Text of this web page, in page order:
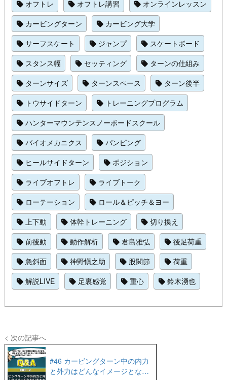
オフトレ
オフトレ講習
オンラインレッスン
カービングターン
カービング大学
サーフスケート
ジャンプ
スケートボード
スタンス幅
セッティング
ターンの仕組み
ターンサイズ
ターンスペース
ターン後半
トウサイドターン
トレーニングプログラム
ハンターマウンテンスノーボードスクール
バイオメカニクス
パンピング
ヒールサイドターン
ポジション
ライブオフトレ
ライブトーク
ローテーション
ロール＆ピッチ＆ヨー
上下動
体幹トレーニング
切り換え
前後動
動作解析 君島雅弘
後足荷重
急斜面
神野愼之助 股関節
荷重
解説LIVE
足裏感覚 重心 鈴木湧也
< 次の記事へ
#46 カービングターン中の内力
と外力はどんなイメージとなり